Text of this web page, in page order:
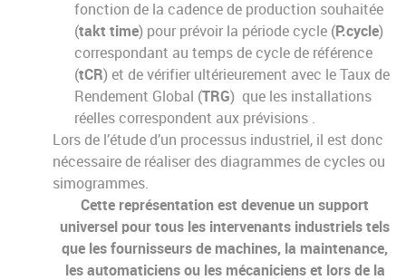
fonction de la cadence de production souhaitée
(takt time) pour prévoir la période cycle (P.cycle)
correspondant au temps de cycle de référence
(tCR) et de vérifier ultérieurement avec le Taux de
Rendement Global (TRG) que les installations
réelles correspondent aux prévisions .
Lors de l’étude d’un processus industriel, il est donc
nécessaire de réaliser des diagrammes de cycles ou
simogrammes.
Cette représentation est devenue un support
universel pour tous les intervenants industriels tels
que les fournisseurs de machines, la maintenance,
les automaticiens ou les mécaniciens et lors de la